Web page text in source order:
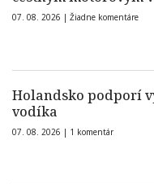
07. 08. 2026 | Žiadne komentáre
Holandsko podporí
vodíka
07. 08. 2026 | 1 komentár